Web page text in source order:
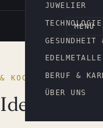
AACHEN
MENÜ
JUWELIER
EDELMETALLE
BERUF &
ÜBER UNS
KOCHEN